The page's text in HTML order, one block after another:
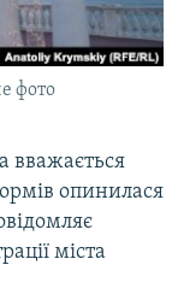
фото
вважається
опинилася
міста